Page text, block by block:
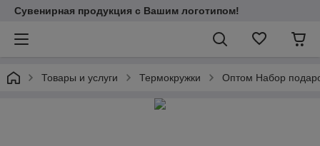
Сувенирная продукция с Вашим логотипом!
Товары и услуги Термокружки Оптом Набор